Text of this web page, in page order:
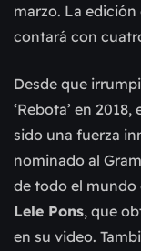
marzo. La
contará con
Desde que
‘Rebota’ en
sido una fuerza
nominado al
de todo el mundo
Lele Pons, que
en su video.